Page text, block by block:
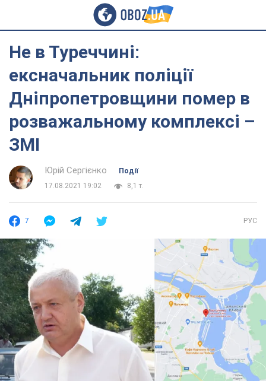
Не в Туреччині:
ексначальник поліції
Дніпропетровщини помер в
розважальному комплексі –
ЗМІ
Юрій Сергієнко
Події
17.08.2021 19:02
8,1 т.
7 РУС